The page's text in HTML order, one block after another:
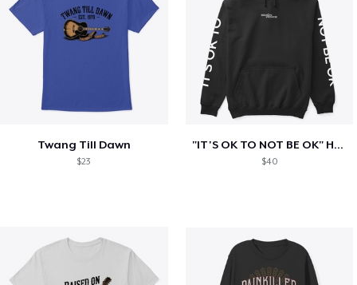
Twang Till Dawn
$23
"IT'S OK TO NOT BE OK" Hoodie (BP LOGO)
$40